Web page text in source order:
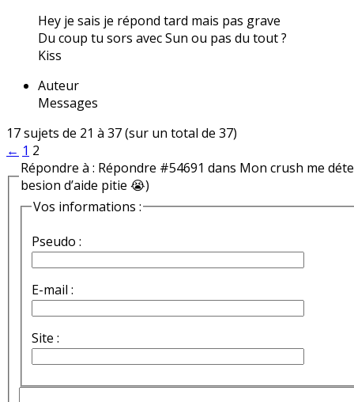
Hey je sais je répond tard mais pas grave
Du coup tu sors avec Sun ou pas du tout ?
Kiss
Auteur
Messages
17 sujets de 21 à 37 (sur un total de 37)
← 1 2
Répondre à : Répondre #54691 dans Mon crush me
besion d’aide pitie 😭)
Vos informations :
Pseudo :
E-mail :
Site :